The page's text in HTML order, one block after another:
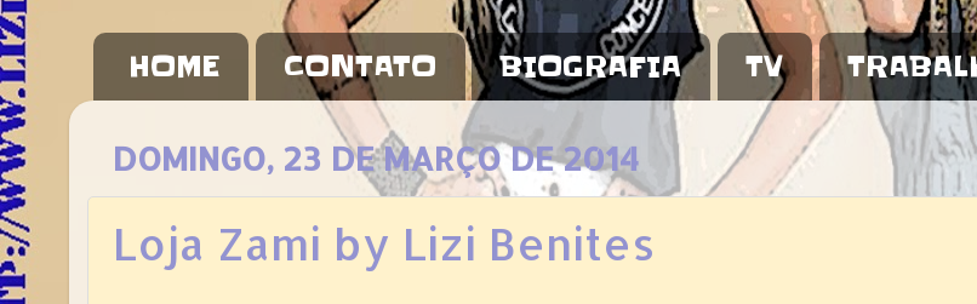
HOME CONTATO BIOGRAFIA TV
DOMINGO, 23 DE MARÇO DE 2014
Loja Zami by Lizi Benites